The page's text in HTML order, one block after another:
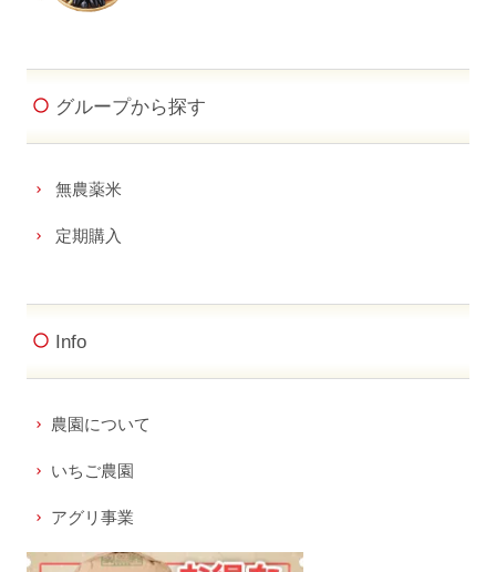
グループから探す
無農薬米
定期購入
Info
農園について
いちご農園
アグリ事業